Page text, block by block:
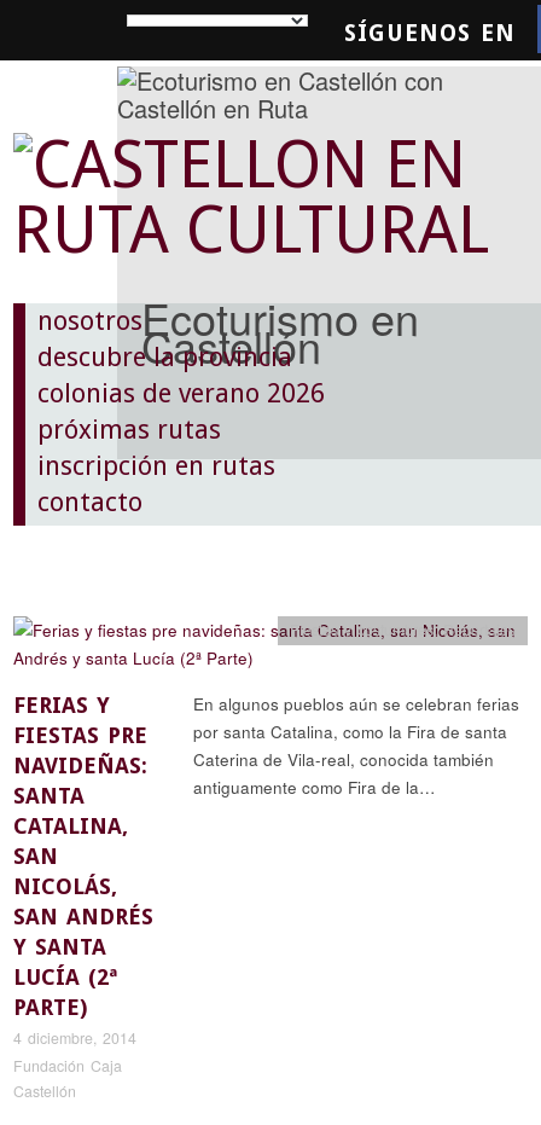
SÍGUENOS EN
Ecoturismo en
Castellón
nosotros
descubre la provincia
colonias de verano 2026
próximas rutas
inscripción en rutas
contacto
FERIAS Y
FIESTAS PRE
NAVIDEÑAS:
SANTA
CATALINA,
SAN
NICOLÁS,
SAN ANDRÉS
Y SANTA
LUCÍA (2ª
PARTE)
4 diciembre, 2014
Fundación Caja
Castellón
Fiestas y costumbres,Reportajes
En algunos pueblos aún se celebran ferias
por santa Catalina, como la Fira de santa
Caterina de Vila-real, conocida también
antiguamente como Fira de la…